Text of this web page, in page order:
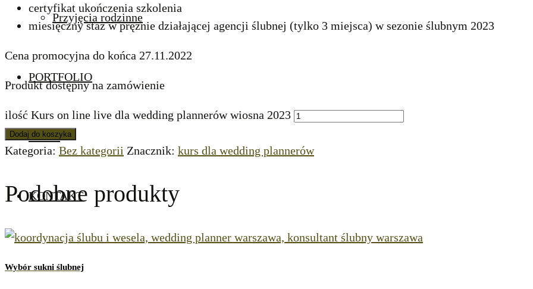
Przyjęcia rodzinne
PORTFOLIO
BLOG
KONTAKT
certyfikat ukończenia szkolenia
miesięczny staż w prężnie działającej agencji ślubnej (tylko 3 miejsca) w sezonie ślubnym 2023
Cena promocyjna do końca 27.11.2022
Produkt dostępny na zamówienie
ilość Kurs on line live dla wedding plannerów wiosna 2023
Dodaj do koszyka
Kategoria: Bez kategorii Znacznik: kurs dla wedding plannerów
Podobne produkty
Wybór sukni ślubnej